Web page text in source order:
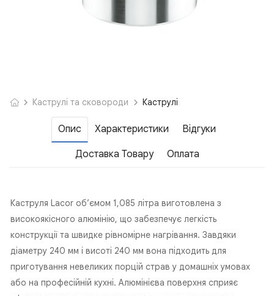
Каструлі та сковороди Каструлі
Опис Характеристики Відгуки
Доставка Товару Оплата
Каструля Lacor об’ємом 1,085 літра виготовлена з
високоякісного алюмінію, що забезпечує легкість
конструкції та швидке рівномірне нагрівання. Завдяки
діаметру 240 мм і висоті 240 мм вона підходить для
приготування невеликих порцій страв у домашніх умовах
або на професійній кухні. Алюмінієва поверхня сприяє